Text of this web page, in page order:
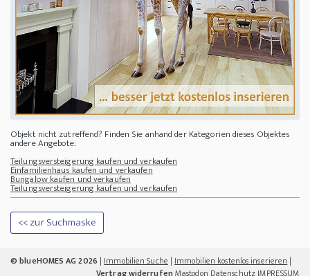
Objekt nicht zutreffend? Finden Sie anhand der Kategorien dieses Objektes
andere Angebote:
Teilungsversteigerung kaufen und verkaufen
Einfamilienhaus kaufen und verkaufen
Bungalow kaufen und verkaufen
Teilungsversteigerung kaufen und verkaufen
<< zur Suchmaske
© blueHOMES AG 2026 | Immobilien Suche | Immobilien kostenlos inserieren |
Vertrag widerrufenMastodon Datenschutz IMPRESSUM